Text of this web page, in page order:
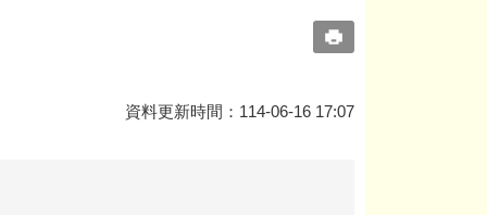
資料更新時間：114-06-16 17:07